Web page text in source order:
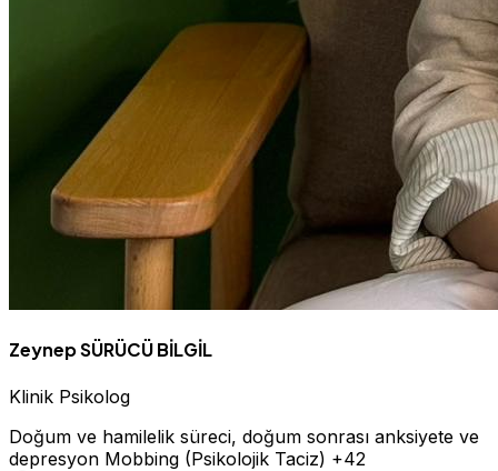
Zeynep SÜRÜCÜ BİLGİL
Klinik Psikolog
Doğum ve hamilelik süreci, doğum sonrası anksiyete ve
depresyon Mobbing (Psikolojik Taciz) +42